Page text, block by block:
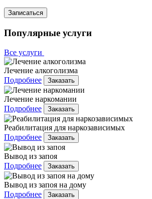
Записаться
Популярные услуги
Все услуги
Лечение алкоголизма
Подробнее
Заказать
Лечение наркомании
Подробнее
Заказать
Реабилитация для наркозависимых
Подробнее
Заказать
Вывод из запоя
Подробнее
Заказать
Вывод из запоя на дому
Подробнее
Заказать